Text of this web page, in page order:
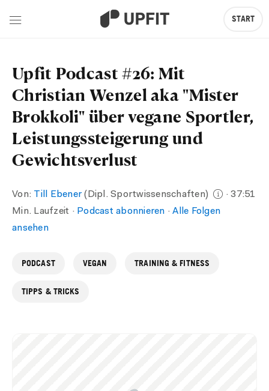
Upfit Podcast #26: Mit
Christian Wenzel aka "Mister
Brokkoli" über vegane Sportler,
Leistungssteigerung und
Gewichtsverlust
Von: Till Ebener(Dipl. Sportwissenschaften)
· 37:51
Min. Laufzeit · Podcast abonnieren ·Alle Folgen
ansehen
PODCAST VEGAN TRAINING & FITNESS
TIPPS & TRICKS
START